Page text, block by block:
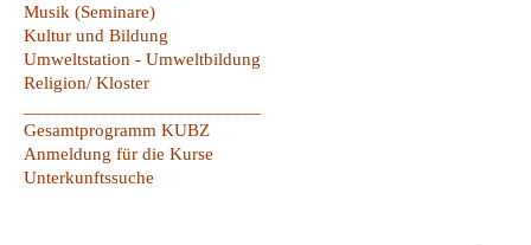
Musik (Seminare)
Kultur und Bildung
Umweltstation - Umweltbildung
Religion/ Kloster
Gesamtprogramm KUBZ
Anmeldung für die Kurse
Unterkunftssuche